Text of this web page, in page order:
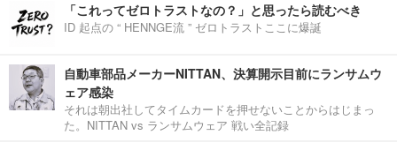
「これってゼロトラストなの？」と思ったら読むべき
ID 起点の “ HENNGE流 ” ゼロトラストここに爆誕
自動車部品メーカーNITTAN、決算開示目前にランサムウ
ェア感染
それは朝出社してタイムカードを押せないことからはじまっ
た。NITTAN vs ランサムウェア 戦い全記録